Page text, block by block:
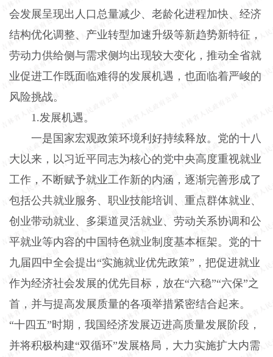
会发展呈现出人口总量减少、老龄化进程加快、经济
结构优化调整、产业转型加速升级等新趋势新特征，
劳动力供给侧与需求侧均出现较大变化，推动全省就
业促进工作既面临难得的发展机遇，也面临着严峻的
风险挑战。
1.发展机遇。
一是国家宏观政策环境利好持续释放。党的十八
大以来，以习近平同志为核心的党中央高度重视就业
工作，不断赋予就业工作新的内涵，逐渐完善形成了
包括公共就业服务、职业技能培训、重点群体就业、
创业带动就业、多渠道灵活就业、劳动关系协调和公
平就业等内容的中国特色就业制度基本框架。党的十
九届四中全会提出“实施就业优先政策”，把促进就业
作为经济社会发展的优先目标，放在“六稳”“六保”之
首，并与提高发展质量的各项举措紧密结合起来。
“十四五”时期，我国经济发展迈进高质量发展阶段，
并将积极构建“双循环”发展格局，大力实施扩大内需